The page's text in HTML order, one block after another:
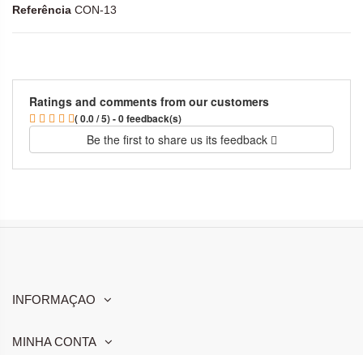
Referência CON-13
Ratings and comments from our customers
( 0.0 / 5) - 0 feedback(s)
Be the first to share us its feedback
INFORMAÇAO
MINHA CONTA